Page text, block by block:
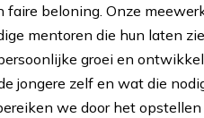
faire beloning. Onze
mentoren die hun laten
groei en
jongere zelf en wat die
we door het